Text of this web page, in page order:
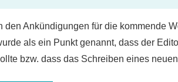
Kommentare
den Ankündigungen für die kommende
als ein Punkt genannt, dass der
bzw. dass das Schreiben eines